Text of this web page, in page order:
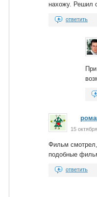
нахожу. Решил
ответить
15
Фильм смотрел,
подобные
ответить